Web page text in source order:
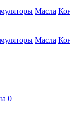
Масла
Масла
0